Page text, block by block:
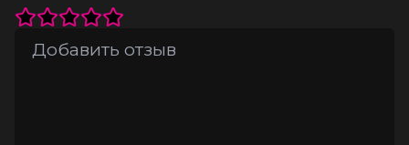
кнопки.Управление вибрацией с помощью дистанционного
пульта управленияВключить изделие: нажать и несколько
секунд удерживать кнопку на корпусе вибропули. Должен
загореться световой индикатор.Включить пульт: нажать и